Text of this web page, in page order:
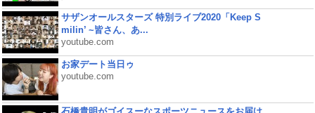
サザンオールスターズ 特別ライブ2020「Keep S
milin’ ~皆さん、あ...
youtube.com
お家デート当日ゥ
youtube.com